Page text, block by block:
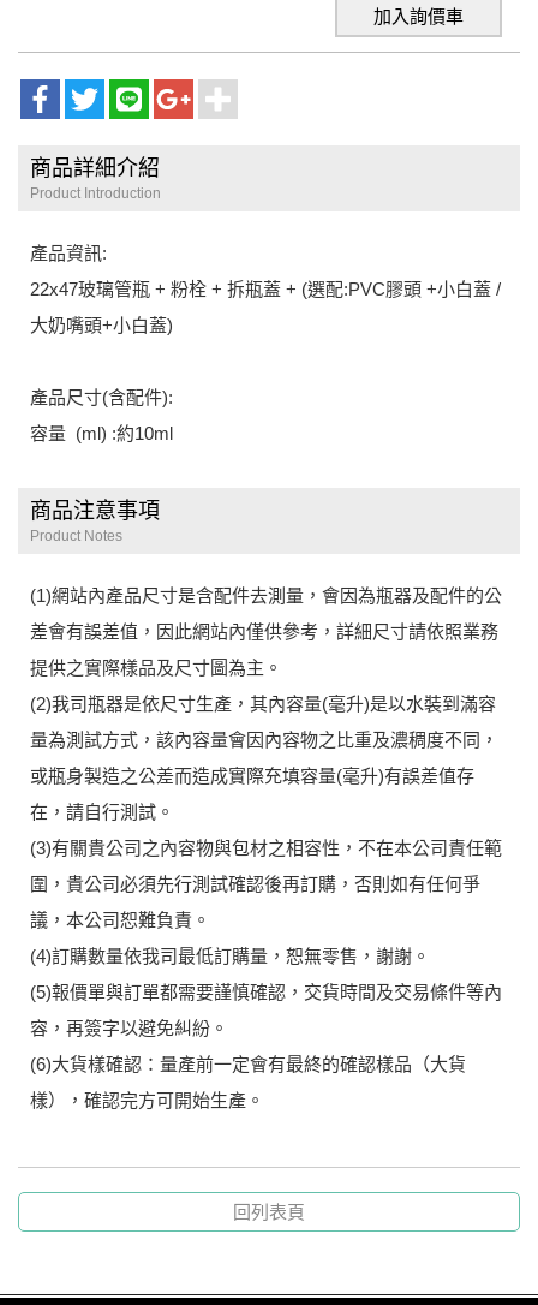
加入詢價車
商品詳細介紹
Product Introduction
產品資訊:
22x47玻璃管瓶 + 粉栓 + 拆瓶蓋 + (選配:PVC膠頭 +小白蓋 /
大奶嘴頭+小白蓋)
產品尺寸(含配件):
容量 (ml) :約10ml
商品注意事項
Product Notes
(1)網站內產品尺寸是含配件去測量，會因為瓶器及配件的公
差會有誤差值，因此網站內僅供參考，詳細尺寸請依照業務
提供之實際樣品及尺寸圖為主。
(2)我司瓶器是依尺寸生產，其內容量(毫升)是以水裝到滿容
量為測試方式，該內容量會因內容物之比重及濃稠度不同，
或瓶身製造之公差而造成實際充填容量(毫升)有誤差值存
在，請自行測試。
(3)有關貴公司之內容物與包材之相容性，不在本公司責任範
圍，貴公司必須先行測試確認後再訂購，否則如有任何爭
議，本公司恕難負責。
(4)訂購數量依我司最低訂購量，恕無零售，謝謝。
(5)報價單與訂單都需要謹慎確認，交貨時間及交易條件等內
容，再簽字以避免糾紛。
(6)大貨樣確認：量產前一定會有最終的確認樣品（大貨
樣），確認完方可開始生產。
回列表頁